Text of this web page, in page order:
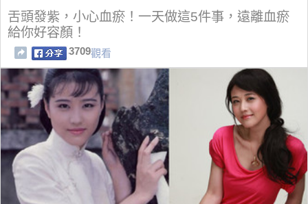
舌頭發紫，小心血瘀！一天做這5件事，遠離血瘀
給你好容顏！
3709觀看